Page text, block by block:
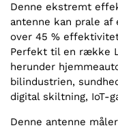
Denne ekstremt
antenne kan prale
over 45 %
Perfekt til en række
herunder
bilindustrien,
digital skiltning, IoT-
Denne antenne